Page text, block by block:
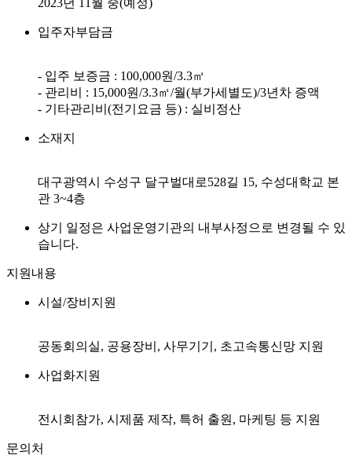
입주자부담금
- 입주 보증금 : 100,000원/3.3㎡
- 관리비 : 15,000원/3.3㎡/월(부가세별도)/3년차 증액
- 기타관리비(전기요금 등) : 실비정산
소재지
대구광역시 수성구 달구벌대로528길 15, 수성대학교 본
관 3~4층
상기 일정은 사업운영기관의 내부사정으로 변경될 수 있
습니다.
지원내용
시설/장비지원
공동회의실, 공용장비, 사무기기, 초고속통신망 지원
사업화지원
전시회참가, 시제품 제작, 특허 출원, 마케팅 등 지원
문의처